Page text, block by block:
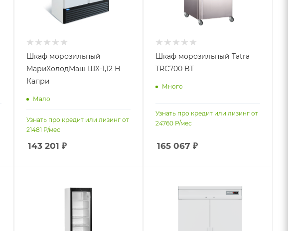
Шкаф морозильный
МариХолодМаш ШХ-1,12 Н
Капри
Мало
Узнать про кредит или лизинг от
21481 Р/мес
143 201 ₽
Шкаф морозильный Tatra
TRC700 BT
Много
Узнать про кредит или лизинг от
24760 Р/мес
165 067 ₽